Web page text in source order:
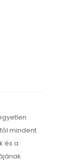
mindent
és a